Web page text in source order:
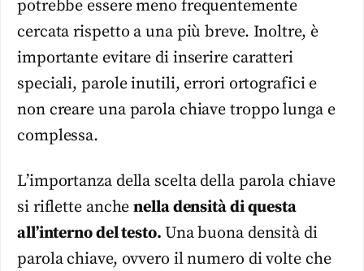
potrebbe essere meno frequentemente
cercata rispetto a una più breve. Inoltre, è
importante evitare di inserire caratteri
speciali, parole inutili, errori ortografici e
non creare una parola chiave troppo lunga e
complessa.
L’importanza della scelta della parola chiave
si riflette anchenella densità di questa
all’interno del testo. Una buona densità di
parola chiave, ovvero il numero di volte che